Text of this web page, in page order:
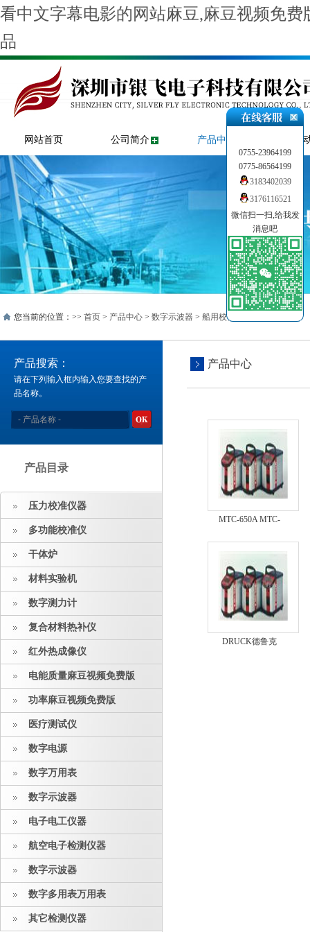
看中文字幕电影的网站麻豆,麻豆视频免
品
网站首页 公司简介 产品中心 新闻
您当前的位置：>> 首页 > 产品中心 > 数字示波器 > 船用校验仪
产品搜索：
请在下列输入框内输入您要查找的产
品名称。
产品目录
压力校准仪器
多功能校准仪
干体炉
材料实验机
数字测力计
复合材料热补仪
红外热成像仪
电能质量麻豆视频免费版
功率麻豆视频免费版
医疗测试仪
数字电源
数字万用表
数字示波器
电子电工仪器
航空电子检测仪器
数字示波器
数字多用表万用表
其它检测仪器
产品中心
MTC-650A MTC-
650A
DRUCK德鲁克
0755-23964199
0775-86564199
3183402039
3176116521
微信扫一扫,给我发
消息吧